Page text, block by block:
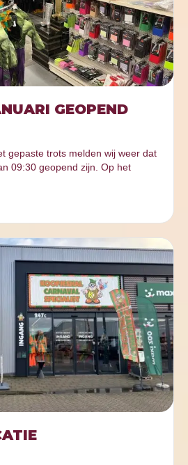
GEOPEND
gepaste trots melden wij weer dat
09:30 geopend zijn. Op het